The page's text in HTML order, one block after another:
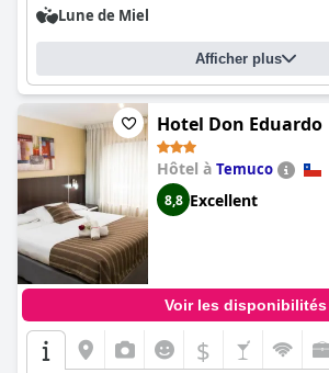
Lune de Miel
Afficher plus
Hotel Don Eduardo
Hôtel à Temuco
8,8 Excellent
Voir les disponibilités
$